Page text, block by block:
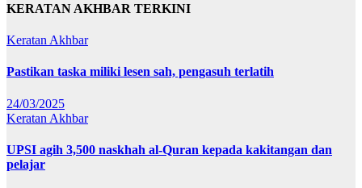
KERATAN AKHBAR TERKINI
Keratan Akhbar
Pastikan taska miliki lesen sah, pengasuh terlatih
24/03/2025
Keratan Akhbar
UPSI agih 3,500 naskhah al-Quran kepada kakitangan dan
pelajar